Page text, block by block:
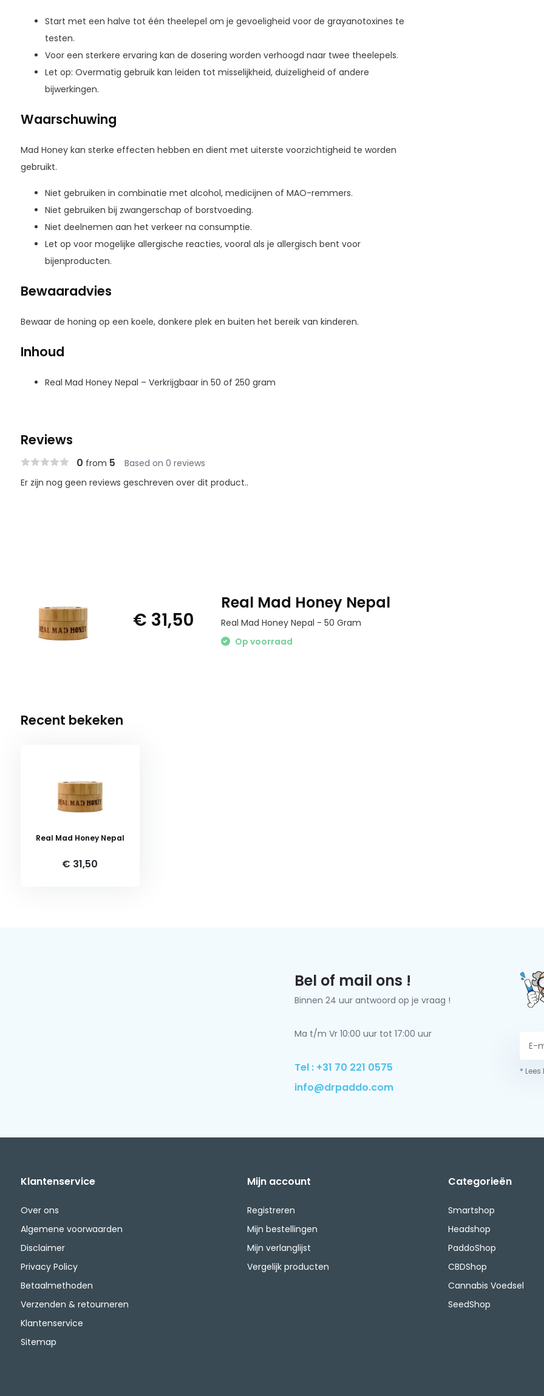
Start met een halve tot één theelepel om je gevoeligheid voor de grayanotoxines te
testen.
Voor een sterkere ervaring kan de dosering worden verhoogd naar twee theelepels.
Let op: Overmatig gebruik kan leiden tot misselijkheid, duizeligheid of andere
bijwerkingen.
Waarschuwing
Mad Honey kan sterke effecten hebben en dient met uiterste voorzichtigheid te worden
gebruikt.
Niet gebruiken in combinatie met alcohol, medicijnen of MAO-remmers.
Niet gebruiken bij zwangerschap of borstvoeding.
Niet deelnemen aan het verkeer na consumptie.
Let op voor mogelijke allergische reacties, vooral als je allergisch bent voor
bijenproducten.
Bewaaradvies
Bewaar de honing op een koele, donkere plek en buiten het bereik van kinderen.
Inhoud
Real Mad Honey Nepal – Verkrijgbaar in 50 of 250 gram
Reviews
0 from 5 Based on 0 reviews
Er zijn nog geen reviews geschreven over dit product..
€ 31,50
Real Mad Honey Nepal
Real Mad Honey Nepal - 50 Gram
Op voorraad
Recent bekeken
Real Mad Honey Nepal
€ 31,50
Bel of mail ons !
Binnen 24 uur antwoord op je vraag !
Ma t/m Vr 10:00 uur tot 17:00 uur
Tel : +31 70 221 0575
info@drpaddo.com
*
Klantenservice
Over ons
Algemene voorwaarden
Disclaimer
Privacy Policy
Betaalmethoden
Verzenden & retourneren
Klantenservice
Sitemap
Mijn account
Registreren
Mijn bestellingen
Mijn verlanglijst
Vergelijk producten
Categorieën
Smartshop
Headshop
PaddoShop
CBDShop
Cannabis Voedsel
SeedShop